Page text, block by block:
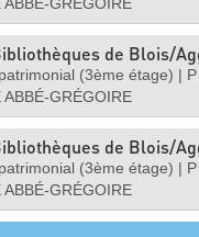
de Blois/
(3ème étage) |
GRÉGOIRE
de Blois/
(3ème étage) |
GRÉGOIRE